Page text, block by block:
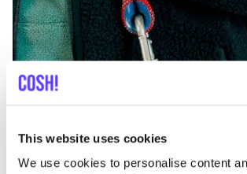
This website uses cookies
We use cookies to personalise content